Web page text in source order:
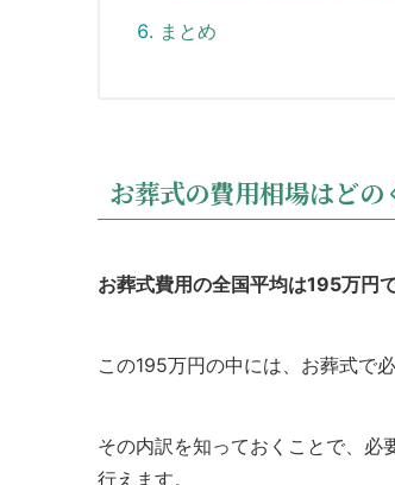
まとめ
お葬式の費用相場はどの
お葬式費用の全国平均は195万円で
この195万円の中には、お葬式で
その内訳を知っておくことで、必
行えます。